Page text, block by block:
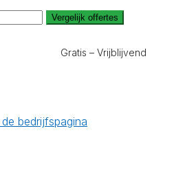
Vergelijk offertes
Gratis – Vrijblijvend
bedrijfspagina